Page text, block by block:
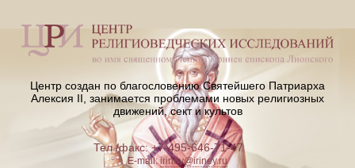
Центр создан по благословению Святейшего Патриарха
Алексия II, занимается проблемами новых религиозных
движений, сект и культов
Тел./факс: +7-495-646-71-47
E-mail:iriney@iriney.ru